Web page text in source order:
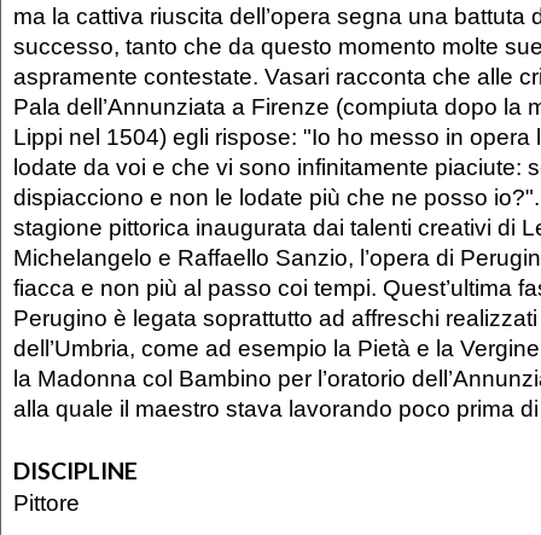
ma la cattiva riuscita dell’opera segna una battuta
successo, tanto che da questo momento molte
aspramente contestate. Vasari racconta che alle
Pala dell’Annunziata a Firenze (compiuta dopo la
Lippi nel 1504) egli rispose: "Io ho messo in opera
lodate da voi e che vi sono infinitamente piaciute:
dispiacciono e non le lodate più che ne posso
stagione pittorica inaugurata dai talenti creativi di
Michelangelo e Raffaello Sanzio, l’opera di
fiacca e non più al passo coi tempi. Quest’ultima
Perugino è legata soprattutto ad affreschi
dell’Umbria, come ad esempio la Pietà e la
la Madonna col Bambino per l’oratorio
alla quale il maestro stava lavorando poco prima
DISCIPLINE
Pittore